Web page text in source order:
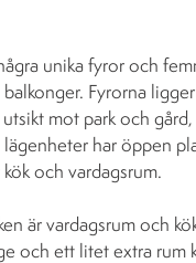
unika fyror och
Fyrorna
mot park och gård,
lägenheter har öppen
och vardagsrum.
är vardagsrum och
och ett litet extra rum